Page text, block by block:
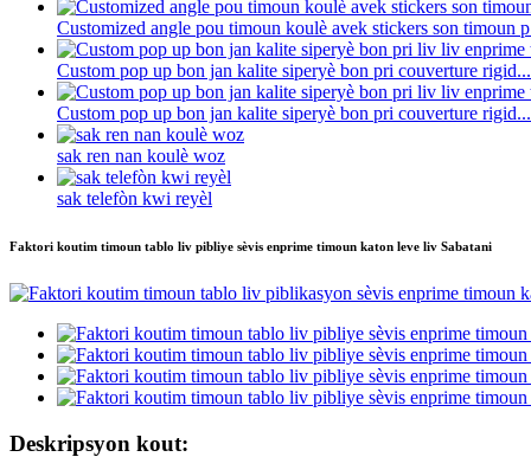
Customized angle pou timoun koulè avek stickers son timoun
Custom pop up bon jan kalite siperyè bon pri couverture rigid...
Custom pop up bon jan kalite siperyè bon pri couverture rigid...
sak ren nan koulè woz
sak telefòn kwi reyèl
Faktori koutim timoun tablo liv pibliye sèvis enprime timoun katon leve liv Sabatani
Deskripsyon kout: